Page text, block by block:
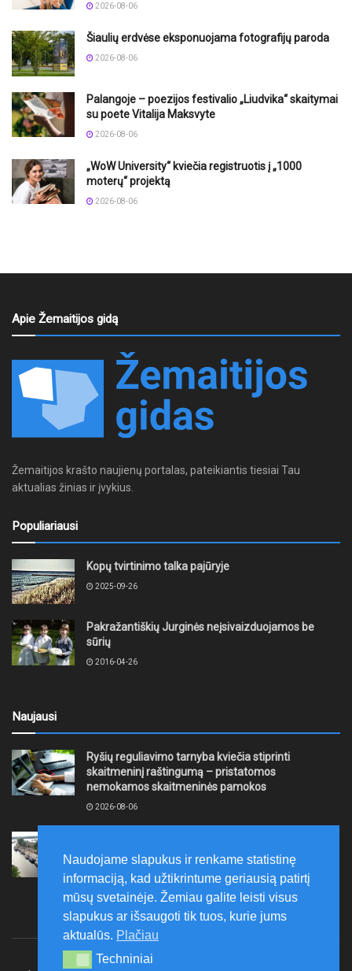
2026-08-06
Šiaulių erdvėse eksponuojama fotografijų paroda
2026-08-06
Palangoje – poezijos festivalio „Liudvika“ skaitymai
su poete Vitalija Maksvyte
2026-08-06
„WoW University“ kviečia registruotis į „1000
moterų“ projektą
2026-08-06
Apie Žemaitijos gidą
Žemaitijos krašto naujienų portalas, pateikiantis tiesiai Tau
aktualias žinias ir įvykius.
Populiariausi
Kopų tvirtinimo talka pajūryje
2025-09-26
Pakražantiškių Jurginės neįsivaizduojamos be
sūrių
2016-04-26
Naujausi
Ryšių reguliavimo tarnyba kviečia stiprinti
skaitmeninį raštingumą – pristatomos
nemokamos skaitmeninės pamokos
2026-08-06
Klaipėdoje juda į priekį
2026-08-06
Naudojame slapukus ir renkame statistinę
informaciją, kad užtikrintume geriausią patirtį
mūsų svetainėje. Žemiau galite leisti visus
slapukus ar išsaugoti tik tuos, kurie jums
aktualūs. Plačiau
Techniniai
Techniniai